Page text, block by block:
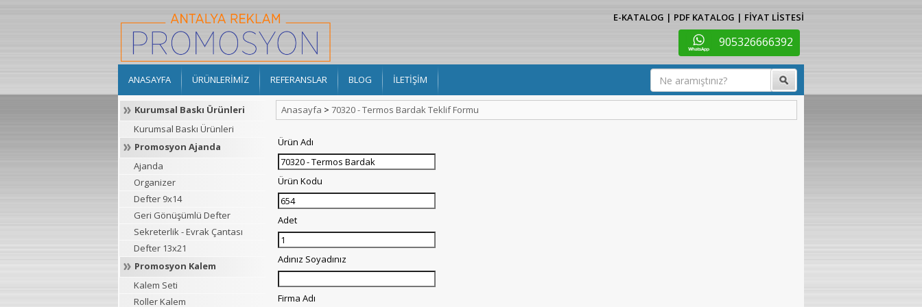
E-KATALOG | PDF KATALOG | FİYAT LİSTESİ
905326666392
ANASAYFA ÜRÜNLERİMİZ REFERANSLAR BLOG İLETİŞİM
Kurumsal Baskı Ürünleri
Kurumsal Baskı Ürünleri
Promosyon Ajanda
Ajanda
Organizer
Defter 9x14
Geri Gönüşümlü Defter
Sekreterlik - Evrak Çantası
Defter 13x21
Promosyon Kalem
Kalem Seti
Roller Kalem
Anasayfa > 70320 - Termos Bardak Teklif Formu
Ürün Adı
Ürün Kodu
Adet
Adınız Soyadınız
Firma Adı